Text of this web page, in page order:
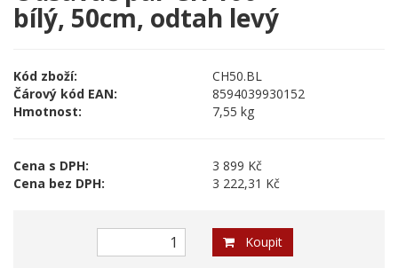
bílý, 50cm, odtah levý
Kód zboží:
CH50.BL
Čárový kód EAN:
8594039930152
Hmotnost:
7,55 kg
Cena s DPH:
3 899 Kč
Cena bez DPH:
3 222,31 Kč
Koupit